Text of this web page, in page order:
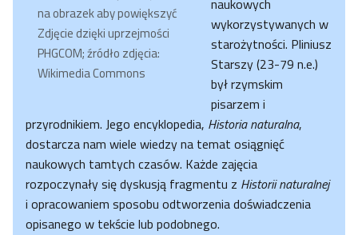
na obrazek aby powiększyć
Zdjęcie dzięki uprzejmości
PHGCOM; źródło zdjęcia:
Wikimedia Commons
naukowych
wykorzystywanych w
starożytności. Pliniusz
Starszy (23-79 n.e.)
był rzymskim
pisarzem i
przyrodnikiem. Jego encyklopedia, Historia naturalna,
dostarcza nam wiele wiedzy na temat osiągnięć
naukowych tamtych czasów. Każde zajęcia
rozpoczynały się dyskusją fragmentu z Historii naturalnej
i opracowaniem sposobu odtworzenia doświadczenia
opisanego w tekście lub podobnego.